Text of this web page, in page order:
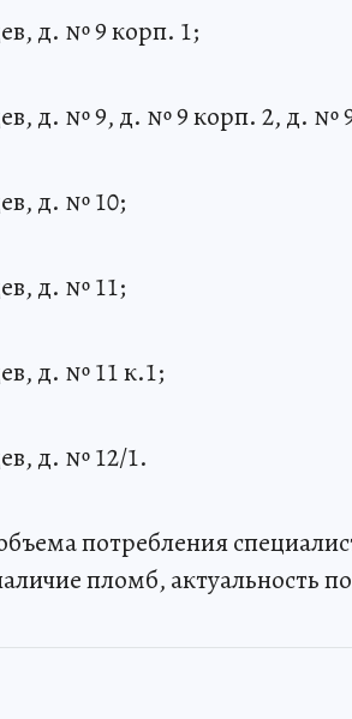
д. № 9 корп. 1;
д. № 9, д. № 9 корп. 2, д. №
д. № 10;
д. № 11;
д. № 11 к.1;
д. № 12/1.
потребления
пломб, актуальность